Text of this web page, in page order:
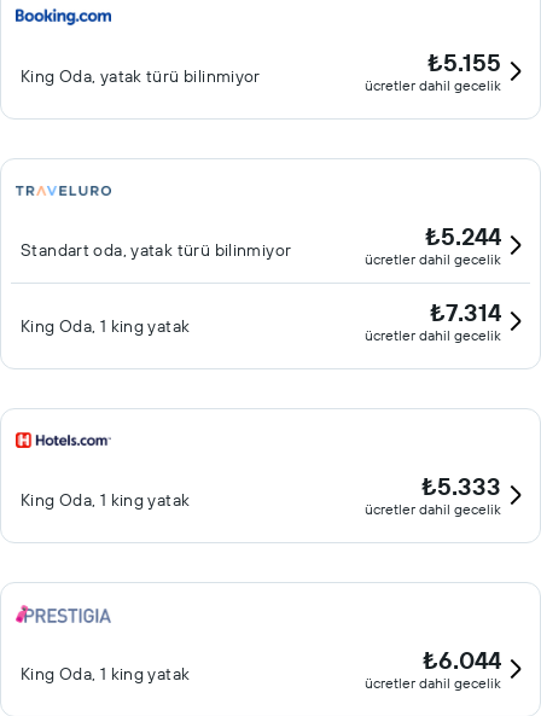
King Oda, yatak türü bilinmiyor ₺5.155
ücretler dahil gecelik
Standart oda, yatak türü bilinmiyor ₺5.244
ücretler dahil gecelik
King Oda, 1 king yatak ₺7.314
ücretler dahil gecelik
King Oda, 1 king yatak ₺5.333
ücretler dahil gecelik
King Oda, 1 king yatak ₺6.044
ücretler dahil gecelik